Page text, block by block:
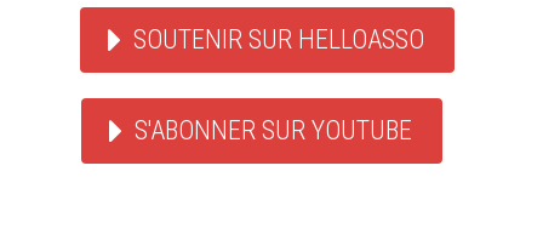
SOUTENIR SUR HELLOASSO
S'ABONNER SUR YOUTUBE